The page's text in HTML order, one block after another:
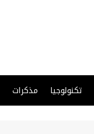
تكنولوجيا مذكرات